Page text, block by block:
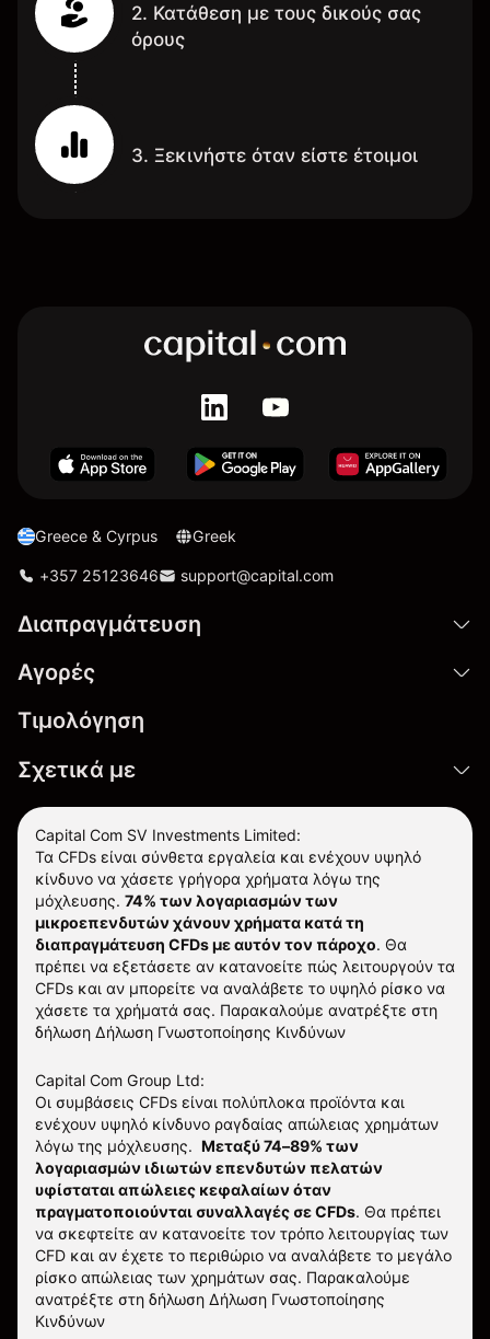
2. Κατάθεση με τους δικούς σας
όρους
3. Ξεκινήστε όταν είστε έτοιμοι
Greece & Cyrpus Greek
+357 25123646 support@capital.com
Διαπραγμάτευση
Αγορές
Τιμολόγηση
Σχετικά με
Capital Com SV Investments Limited:
Τα CFDs είναι σύνθετα εργαλεία και ενέχουν υψηλό
κίνδυνο να χάσετε γρήγορα χρήματα λόγω της
μόχλευσης. 74% των λογαριασμών των
μικροεπενδυτών χάνουν χρήματα κατά τη
διαπραγμάτευση CFDs με αυτόν τον πάροχο. Θα
πρέπει να εξετάσετε αν κατανοείτε πώς λειτουργούν τα
CFDs και αν μπορείτε να αναλάβετε το υψηλό ρίσκο να
χάσετε τα χρήματά σας. Παρακαλούμε ανατρέξτε στη
δήλωση Δήλωση Γνωστοποίησης Κινδύνων
Capital Com Group Ltd:
Οι συμβάσεις CFDs είναι πολύπλοκα προϊόντα και
ενέχουν υψηλό κίνδυνο ραγδαίας απώλειας χρημάτων
λόγω της μόχλευσης. Μεταξύ 74–89% των
λογαριασμών ιδιωτών επενδυτών πελατών
υφίσταται απώλειες κεφαλαίων όταν
πραγματοποιούνται συναλλαγές σε CFDs. Θα πρέπει
να σκεφτείτε αν κατανοείτε τον τρόπο λειτουργίας των
CFD και αν έχετε το περιθώριο να αναλάβετε το μεγάλο
ρίσκο απώλειας των χρημάτων σας. Παρακαλούμε
ανατρέξτε στη δήλωση Δήλωση Γνωστοποίησης
Κινδύνων